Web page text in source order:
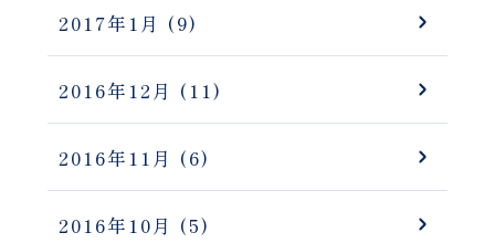
2017年1月 (9)
2016年12月 (11)
2016年11月 (6)
2016年10月 (5)